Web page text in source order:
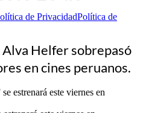
de PrivacidadPolítica de
Helfer sobrepasó
en cines peruanos.